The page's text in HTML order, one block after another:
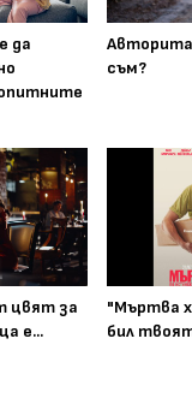
да
съм?
цвят за
е...
"Мъртва
бил